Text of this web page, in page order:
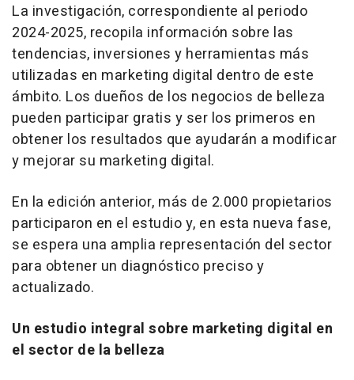
La investigación, correspondiente al periodo
2024-2025, recopila información sobre las
tendencias, inversiones y herramientas más
utilizadas en marketing digital dentro de este
ámbito. Los dueños de los negocios de belleza
pueden participar gratis y ser los primeros en
obtener los resultados que ayudarán a modificar
y mejorar su marketing digital.
En la edición anterior, más de 2.000 propietarios
participaron en el estudio y, en esta nueva fase,
se espera una amplia representación del sector
para obtener un diagnóstico preciso y
actualizado.
Un estudio integral sobre marketing digital en
el sector de la belleza